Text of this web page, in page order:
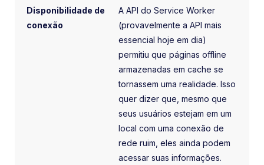
A API do Service Worker
(provavelmente a API mais
essencial hoje em dia)
permitiu que páginasoffline
armazenadas em cache se
tornassem uma realidade.Isso
quer dizer que,mesmo que
seus usuários estejam em um
local com uma conexão de
rede ruim, eles ainda podem
acessar suas informações.